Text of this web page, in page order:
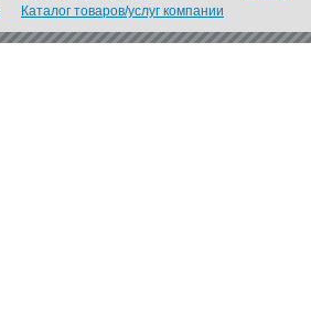
Каталог товаров/услуг компании